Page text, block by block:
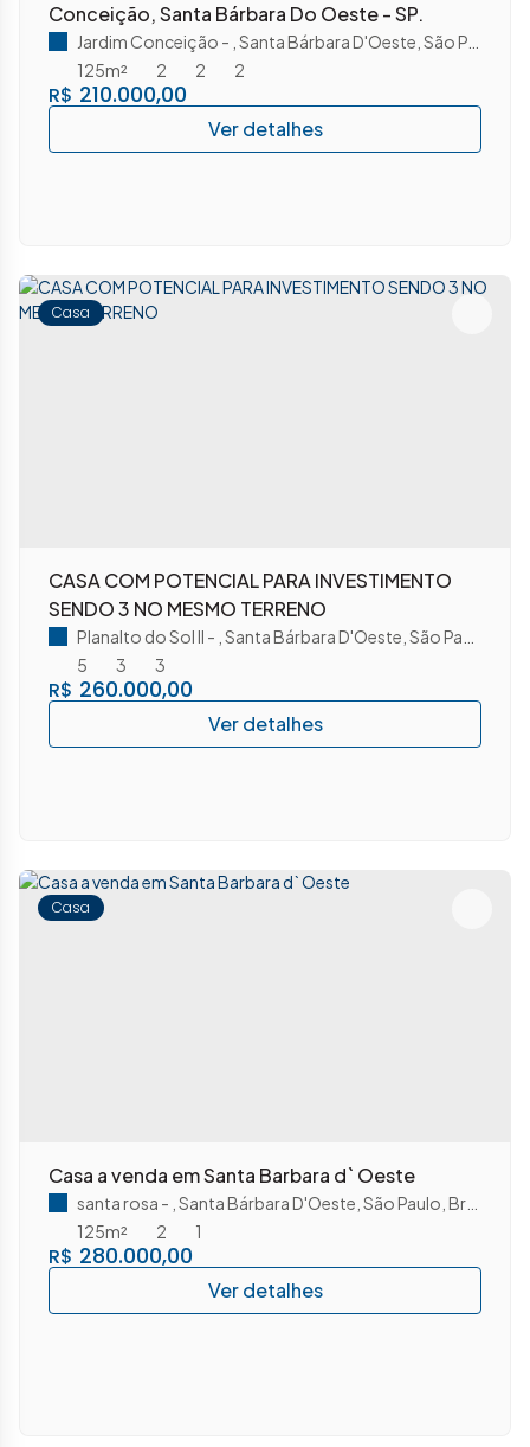
Conceição, Santa Bárbara Do Oeste - SP.
R$ 210.000,00
Jardim Conceição Santa Bárbara D'Oeste São Paulo
2
2
125m² 2
Casa
CASA COM POTENCIAL PARA INVESTIMENTO
SENDO 3 NO MESMO TERRENO
R$ 260.000,00
Planalto do Sol II Santa Bárbara D'Oeste São Paulo
5
3 3
Casa
Casa a venda em Santa Barbara d` Oeste
R$ 280.000,00
santa rosa Santa Bárbara D'Oeste São Paulo Brasil
2
1
125m²